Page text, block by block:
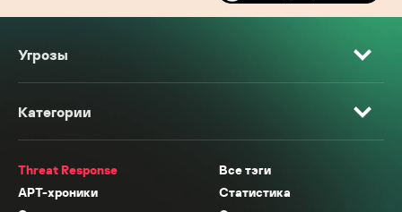
Угрозы
Категории
Threat Response
Все тэги
APT-хроники
Статистика